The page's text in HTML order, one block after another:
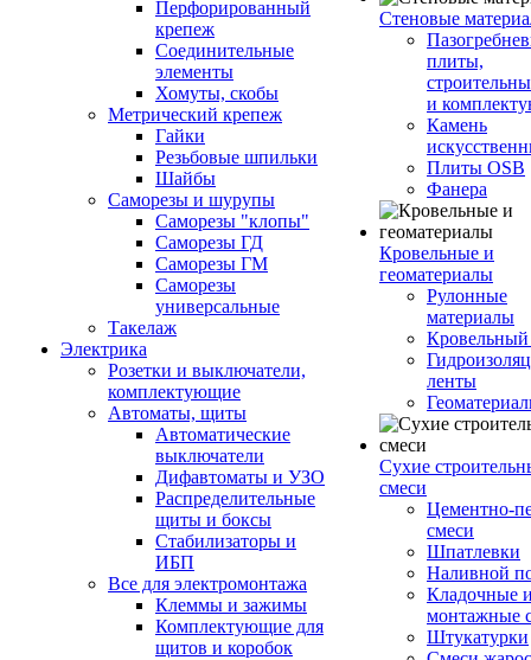
Перфорированный
крепеж
Соединительные
элементы
Хомуты, скобы
Метрический крепеж
Гайки
Резьбовые шпильки
Шайбы
Саморезы и шурупы
Саморезы "клопы"
Саморезы ГД
Саморезы ГМ
Саморезы
универсальные
Такелаж
Электрика
Розетки и выключатели,
комплектующие
Автоматы, щиты
Автоматические
выключатели
Дифавтоматы и УЗО
Распределительные
щиты и боксы
Стабилизаторы и
ИБП
Все для электромонтажа
Клеммы и зажимы
Комплектующие для
щитов и коробок
Стеновые
плиты,
и
Камень
Плиты OSB
Фанера
Кровельные и
геоматериалы
Рулонные
материалы
ленты
Сухие
смеси
Цементно-
смеси
Шпатлевки
Наливной
Кладочные
монтажные
Штукатурки